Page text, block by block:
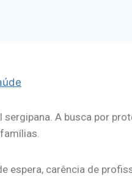
A busca por
espera, carência de